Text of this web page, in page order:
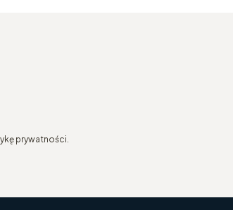
prywatności.